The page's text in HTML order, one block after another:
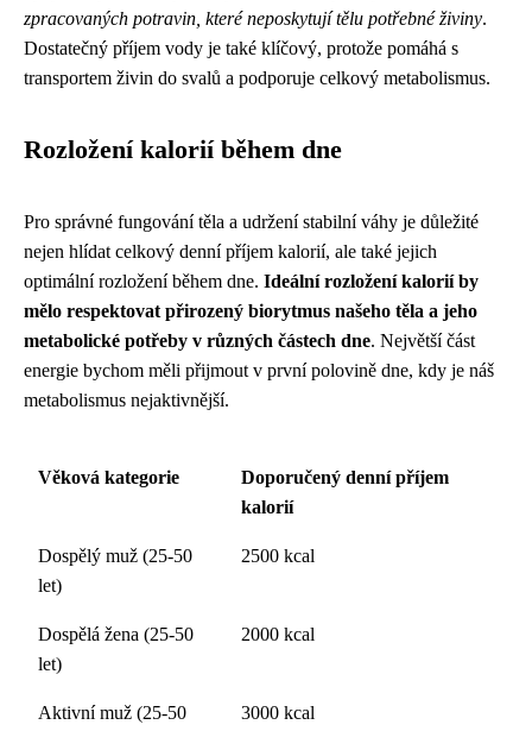
zpracovaných potravin, které neposkytují tělu potřebné živiny.
Dostatečný příjem vody je také klíčový, protože pomáhá s
transportem živin do svalů a podporuje celkový metabolismus.
Rozložení kalorií během dne
Pro správné fungování těla a udržení stabilní váhy je důležité
nejen hlídat celkový denní příjem kalorií, ale také jejich
optimální rozložení během dne. Ideální rozložení kalorií by
mělo respektovat přirozený biorytmus našeho těla a jeho
metabolické potřeby v různých částech dne. Největší část
energie bychom měli přijmout v první polovině dne, kdy je náš
metabolismus nejaktivnější.
Věková kategorie
Doporučený denní příjem
kalorií
Dospělý muž (25-50
let)
2500 kcal
Dospělá žena (25-50
let)
2000 kcal
Aktivní muž (25-50
3000 kcal